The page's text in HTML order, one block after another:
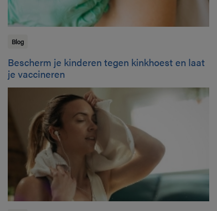
Blog
Bescherm je kinderen tegen kinkhoest en laat
je vaccineren